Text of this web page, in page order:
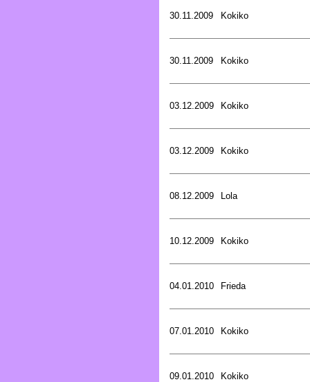
30.11.2009 Kokiko
30.11.2009 Kokiko
03.12.2009 Kokiko
03.12.2009 Kokiko
08.12.2009 Lola
10.12.2009 Kokiko
04.01.2010 Frieda
07.01.2010 Kokiko
09.01.2010 Kokiko